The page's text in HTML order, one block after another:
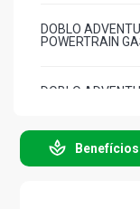
DOBLO
POWERTRAIN
DOBLO
DOBLO
GASOLINA
Benefícios